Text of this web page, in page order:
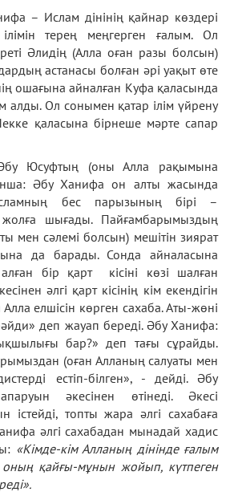
– Ислам дінінің қайнар көздері
терең меңгерген ғалым. Ол
Әлидің (Алла оған разы болсын)
астанасы болған әрі уақыт өте
ошағына айналған Куфа қаласында
алды. Ол сонымен қатар ілім үйрену
қаласына бірнеше мәрте сапар
Юсуфтың (оны Алла рақымына
Әбу Ханифа он алты жасында
бес парызының бірі –
шығады. Пайғамбарымыздың
мен сәлемі болсын) мешітін зиярат
да барады. Сонда айналасына
бір қарт кісіні көзі шалған
әлгі қарт кісінің кім екендігін
елшісін көрген сахаба. Аты-жөні
деп жауап береді. Әбу Ханифа:
бар?» деп тағы сұрайды.
(оған Алланың салуаты мен
естіп-білген», - дейді. Әбу
әкесінен өтінеді. Әкесі
істейді, топты жара әлгі сахабаға
әлгі сахабадан мынадай хадис
«Кімде-кім Алланың дінінде ғалым
қайғы-мұнын жойып, күтпеген